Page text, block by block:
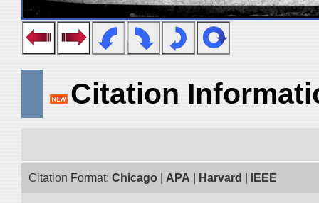
Citation
Citation Format: Chicago APA Harvard IEEE